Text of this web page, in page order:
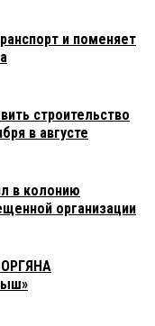
и поменяет
строительство
в августе
в колонию
организации